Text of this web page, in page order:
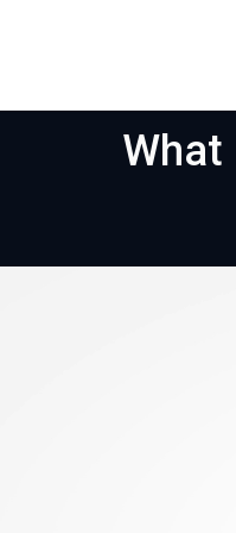
What